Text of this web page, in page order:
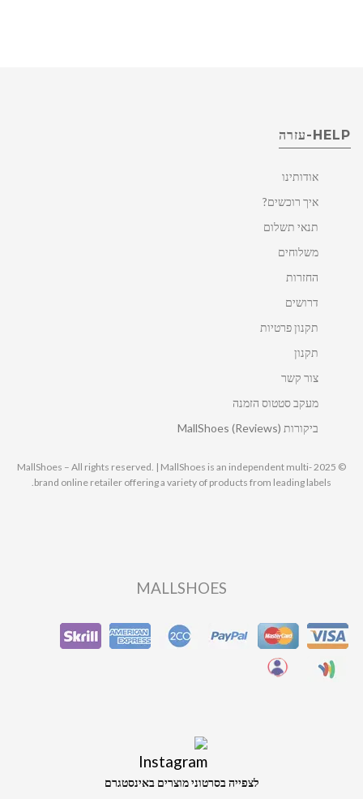
HELP-עזרה
אודותינו
איך רוכשים?
תנאי תשלום
משלוחים
החזרות
דרושים
תקנון פרטיות
תקנון
צור קשר
מעקב סטטוס הזמנה
ביקורות MallShoes (Reviews)
© 2025 MallShoes – All rights reserved. | MallShoes is an independent multi-
brand online retailer offering a variety of products from leading labels.
MALLSHOES
לצפייה בסרטוני מוצרים באינסטגרם